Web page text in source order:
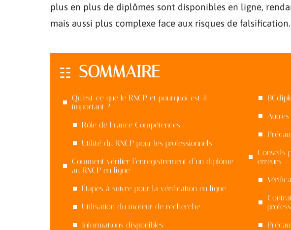
plus en plus de diplômes sont disponibles en ligne,
mais aussi plus complexe face aux risques de falsification.
SOMMAIRE
Qu’est-ce que le RNCP et pourquoi est-il
important ?
Rôle de France Compétences
Utilité du RNCP pour les professionnels
Comment vérifier l’enregistrement d’un diplôme
au RNCP en ligne
Étapes à suivre pour la vérification en ligne
Utilisation du moteur de recherche
Informations disponibles
Conseils
erreurs